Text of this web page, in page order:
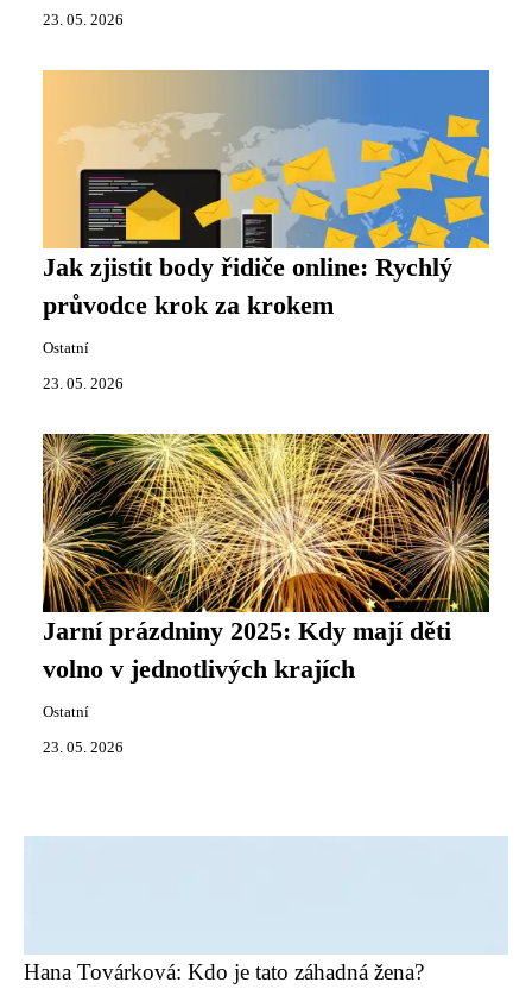
23. 05. 2026
Jak zjistit body řidiče online: Rychlý
průvodce krok za krokem
Ostatní
23. 05. 2026
Jarní prázdniny 2025: Kdy mají děti
volno v jednotlivých krajích
Ostatní
23. 05. 2026
Hana Továrková: Kdo je tato záhadná žena?